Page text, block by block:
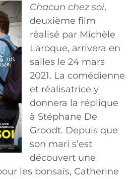
Chacun chez soi,
deuxième film
réalisé par Michèle
Laroque, arrivera en
salles le 24 mars
2021. La comédienne
et réalisatrice y
donnera la réplique
à Stéphane De
Groodt. Depuis que
son mari s’est
découvert une
les bonsaïs, Catherine